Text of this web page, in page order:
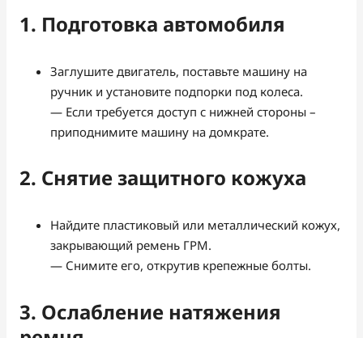
1. Подготовка автомобиля
Заглушите двигатель, поставьте машину на
ручник и установите подпорки под колеса.
— Если требуется доступ с нижней стороны –
приподнимите машину на домкрате.
2. Снятие защитного кожуха
Найдите пластиковый или металлический кожух,
закрывающий ремень ГРМ.
— Снимите его, открутив крепежные болты.
3. Ослабление натяжения